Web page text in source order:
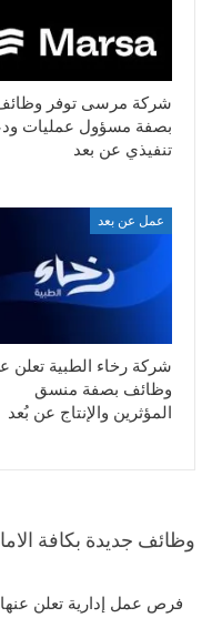
شركة مرسى توفر
بصفة مسؤول عمليات
تنفيذي عن بعد
عمل عن بعد
شركة رخاء الطبية تعلن
وظائف بصفة منسق
المؤثرين والإنتاج عن بُعد
وظائف جديدة بكافة
فرص عمل إدارية تعلن